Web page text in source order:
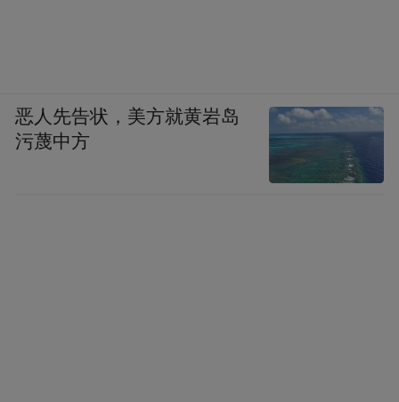
恶人先告状，美方就黄岩岛
污蔑中方